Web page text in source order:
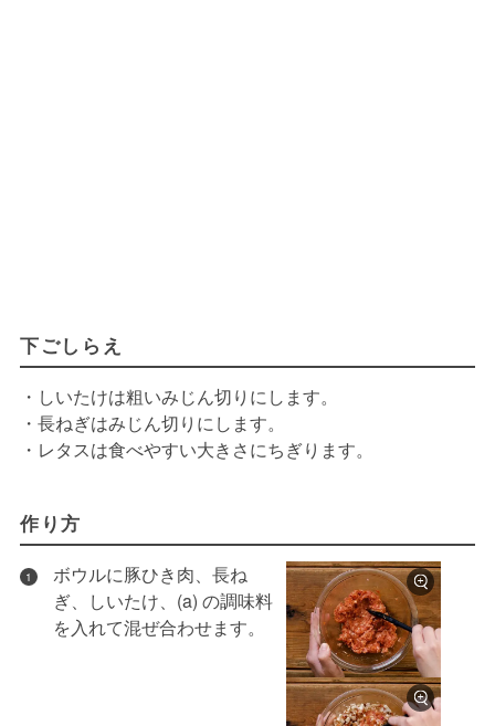
下ごしらえ
・しいたけは粗いみじん切りにします。
・長ねぎはみじん切りにします。
・レタスは食べやすい大きさにちぎります。
作り方
1
ボウルに豚ひき肉、長ね
ぎ、しいたけ、(a) の調味料
を入れて混ぜ合わせます。